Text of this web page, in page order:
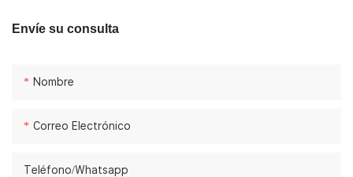
Envíe su consulta
Nombre
Correo Electrónico
Teléfono/whatsapp